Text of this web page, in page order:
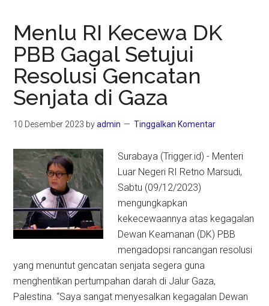
Menlu RI Kecewa DK
PBB Gagal Setujui
Resolusi Gencatan
Senjata di Gaza
10 Desember 2023 byadmin Tinggalkan Komentar
Surabaya (Trigger.id) - Menteri
Luar Negeri RI Retno Marsudi,
Sabtu (09/12/2023)
mengungkapkan
kekecewaannya atas kegagalan
Dewan Keamanan (DK) PBB
mengadopsi rancangan resolusi
yang menuntut gencatan senjata segera guna
menghentikan pertumpahan darah di Jalur Gaza,
Palestina. “Saya sangat menyesalkan kegagalan Dewan